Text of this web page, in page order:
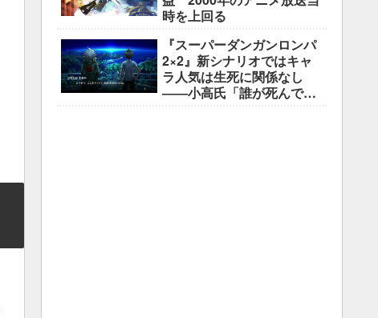
時を上回る
『スーパーダンガンロンパ
2×2』新シナリオではキャ
ラ人気は生死に関係なし
――小高氏「誰が死んでも